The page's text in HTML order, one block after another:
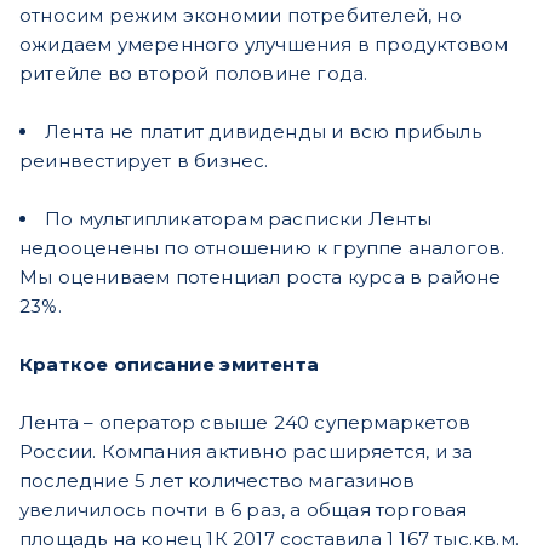
относим режим экономии потребителей, но
ожидаем умеренного улучшения в продуктовом
ритейле во второй половине года.
Лента не платит дивиденды и всю прибыль
реинвестирует в бизнес.
По мультипликаторам расписки Ленты
недооценены по отношению к группе аналогов.
Мы оцениваем потенциал роста курса в районе
23%.
Краткое описание эмитента
Лента – оператор свыше 240 супермаркетов
России. Компания активно расширяется, и за
последние 5 лет количество магазинов
увеличилось почти в 6 раз, а общая торговая
площадь на конец 1К 2017 составила 1 167 тыс.кв.м.